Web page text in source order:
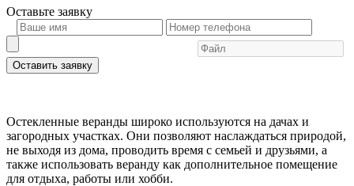
Оставьте заявку
Оставить заявку
Остекленные веранды широко используются на дачах и
загородных участках. Они позволяют наслаждаться природой,
не выходя из дома, проводить время с семьей и друзьями, а
также использовать веранду как дополнительное помещение
для отдыха, работы или хобби.